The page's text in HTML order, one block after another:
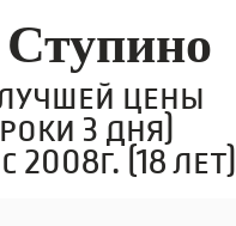
цены
3 дня)
2008г. (18 лет)